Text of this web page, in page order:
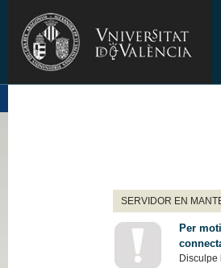
SERVIDOR EN
Per
Disculpe